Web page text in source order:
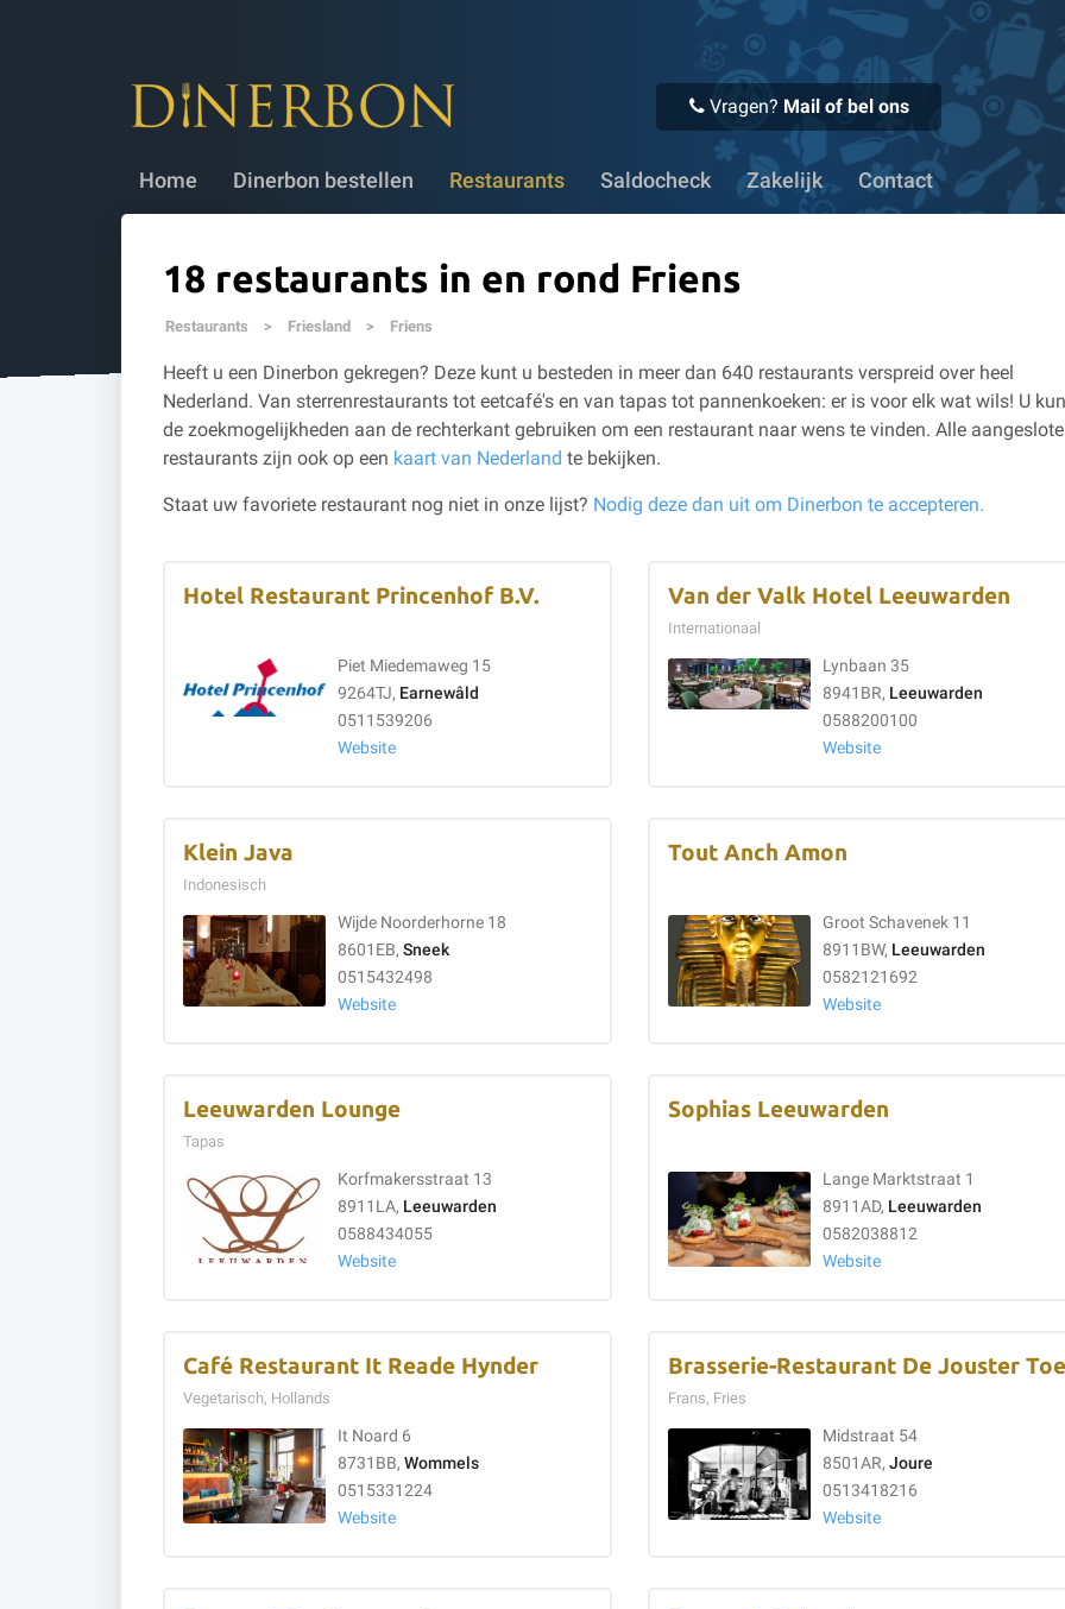
Vragen? Mail of bel ons
Home Dinerbon bestellen Restaurants Saldocheck Zakelijk Contact
✔ Voor 16:00 uur besteld, vandaag verstuurd ✔ Meer dan
18 restaurants in en rond Friens
Restaurants > Friesland > Friens
Heeft u een Dinerbon gekregen? Deze kunt u besteden in meer dan 640 restaurants verspreid over heel
Nederland. Van sterrenrestaurants tot eetcafé's en van tapas tot pannenkoeken: er is voor elk wat wils! U
de zoekmogelijkheden aan de rechterkant gebruiken om een restaurant naar wens te vinden. Alle
restaurants zijn ook op een kaart van Nederland te bekijken.
Staat uw favoriete restaurant nog niet in onze lijst? Nodig deze dan uit om Dinerbon te accepteren.
Hotel Restaurant Princenhof B.V.
Piet Miedemaweg 15
9264TJ, Earnewâld
0511539206
Website
Van der Valk Hotel Leeuwarden
Internationaal
Lynbaan 35
8941BR, Leeuwarden
0588200100
Website
Klein Java
Indonesisch
Wijde Noorderhorne 18
8601EB, Sneek
0515432498
Website
Tout Anch Amon
Groot Schavenek 11
8911BW, Leeuwarden
0582121692
Website
Leeuwarden Lounge
Tapas
Korfmakersstraat 13
8911LA, Leeuwarden
0588434055
Website
Sophias Leeuwarden
Lange Marktstraat 1
8911AD, Leeuwarden
0582038812
Website
Café Restaurant It Reade Hynder
Vegetarisch, Hollands
It Noard 6
8731BB, Wommels
0515331224
Website
Brasserie-Restaurant De Jouster
Frans, Fries
Midstraat 54
8501AR, Joure
0513418216
Website